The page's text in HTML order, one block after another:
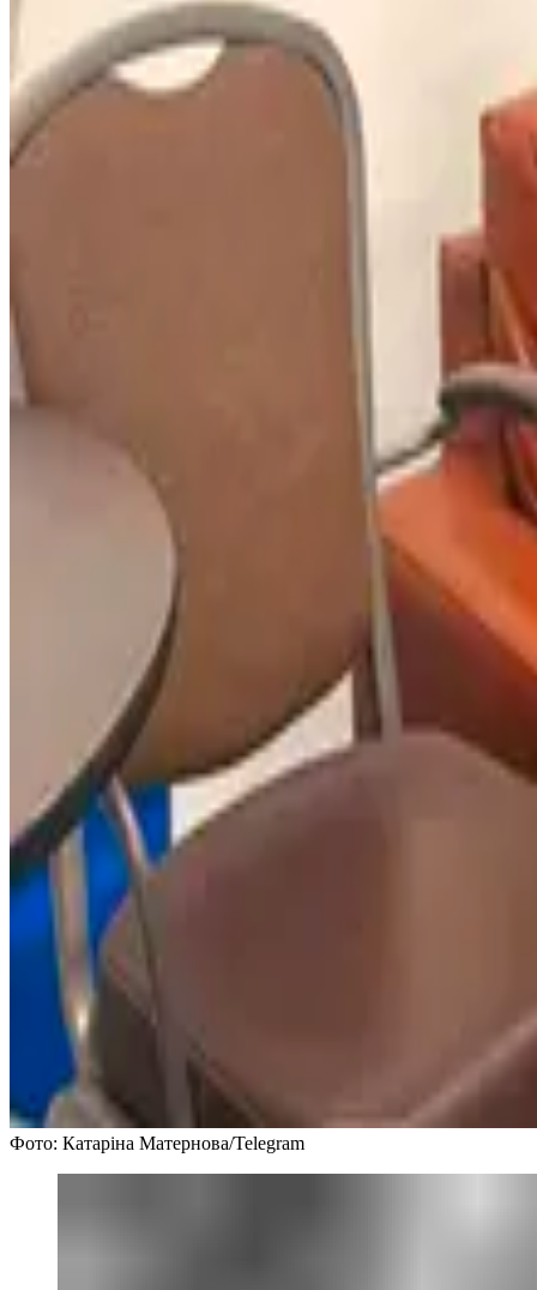
Фото: Катаріна Матернова/Telegram